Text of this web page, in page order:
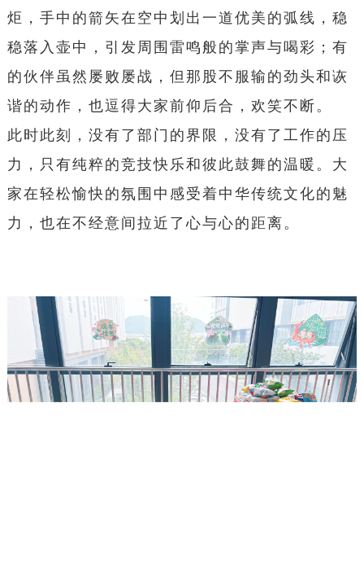
炬，手中的箭矢在空中划出一道优美的弧线，稳
稳落入壶中，引发周围雷鸣般的掌声与喝彩；有
的伙伴虽然屡败屡战，但那股不服输的劲头和诙
谐的动作，也逗得大家前仰后合，欢笑不断。
此时此刻，没有了部门的界限，没有了工作的压
力，只有纯粹的竞技快乐和彼此鼓舞的温暖。大
家在轻松愉快的氛围中感受着中华传统文化的魅
力，也在不经意间拉近了心与心的距离。